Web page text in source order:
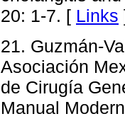
20: 1-7. [ Links
21. Guzmán-
Asociación
de Cirugía
Manual